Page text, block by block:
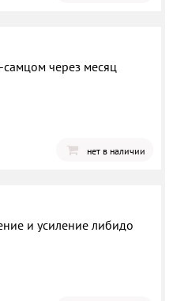
самцом через месяц
нет в наличии
и усиление либидо